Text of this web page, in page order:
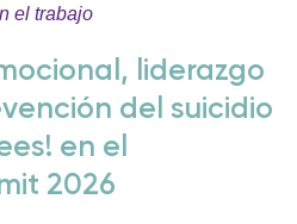
el trabajo
liderazgo
del suicidio
en el
2026